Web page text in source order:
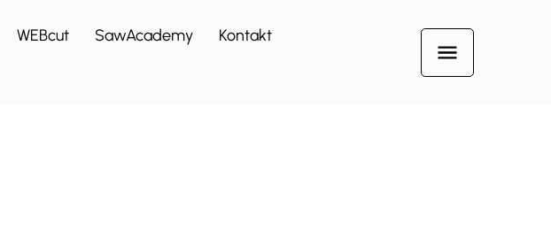
WEBcut SawAcademy
Kontakt